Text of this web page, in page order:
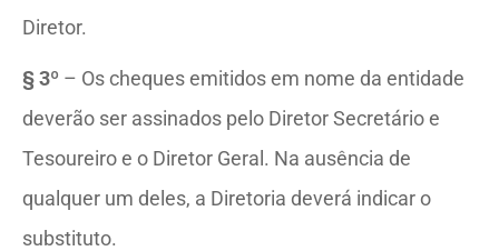
Diretor.
§ 3º – Os cheques emitidos em nome da entidade
deverão ser assinados pelo Diretor Secretário e
Tesoureiro e o Diretor Geral. Na ausência de
qualquer um deles, a Diretoria deverá indicar o
substituto.